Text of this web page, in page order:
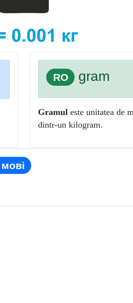
RO gram
Gramul este unitatea de
dintr-un kilogram.